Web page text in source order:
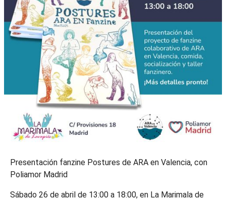
Presentación fanzine Postures de ARA en Valencia, con
Poliamor Madrid
Sábado 26 de abril de 13:00 a 18:00, en La Marimala de